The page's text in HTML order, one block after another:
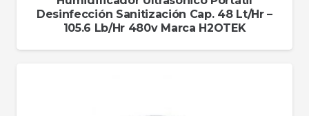
Desinfección Sanitización Cap. 48 Lt/Hr –
105.6 Lb/Hr 480v Marca H2OTEK